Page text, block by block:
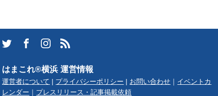
はまこれ®横浜 運営情報
運営者について プライバシーポリシー お問い合わせ
イベントカ
レンダー
プレスリリース・記事掲載依頼